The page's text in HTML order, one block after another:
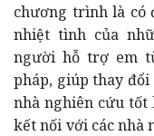
chương trình là có
nhiệt tình của
người hỗ trợ em
pháp, giúp thay
nhà nghiên cứu tốt
kết nối với các nhà